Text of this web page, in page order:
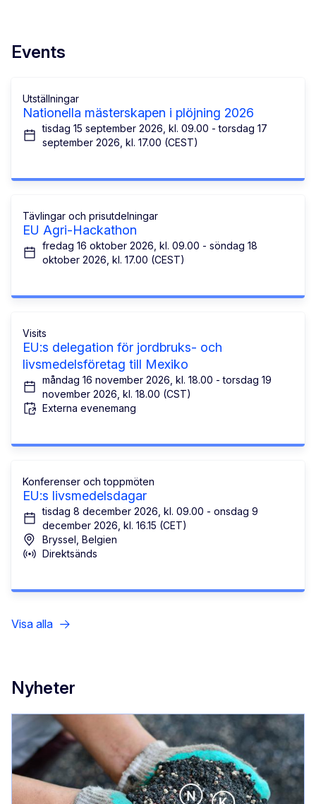
Events
Utställningar
Nationella mästerskapen i plöjning 2026
tisdag 15 september 2026, kl. 09.00 - torsdag 17
september 2026, kl. 17.00 (CEST)
Tävlingar och prisutdelningar
EU Agri-Hackathon
fredag 16 oktober 2026, kl. 09.00 - söndag 18
oktober 2026, kl. 17.00 (CEST)
Visits
EU:s delegation för jordbruks- och
livsmedelsföretag till Mexiko
måndag 16 november 2026, kl. 18.00 - torsdag 19
november 2026, kl. 18.00 (CST)
Externa evenemang
Konferenser och toppmöten
EU:s livsmedelsdagar
tisdag 8 december 2026, kl. 09.00 - onsdag 9
december 2026, kl. 16.15 (CET)
Bryssel, Belgien
Direktsänds
Visa alla
Nyheter